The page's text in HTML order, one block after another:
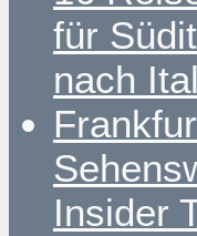
für
nach
Insider